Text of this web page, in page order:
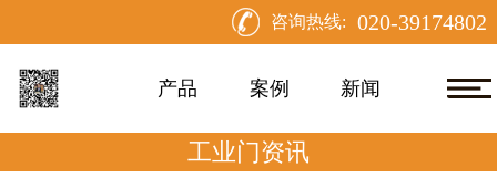
咨询热线: 020-39174802
产品 案例 新闻
工业门资讯